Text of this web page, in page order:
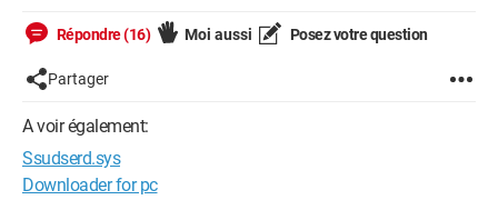
Répondre (16) Moi aussi Posez votre question
Partager
A voir également:
Ssudserd.sys
Downloader for pc